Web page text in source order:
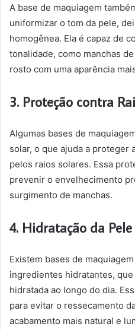
A base de maquiagem
uniformizar o tom da pele,
homogênea. Ela é capaz de
tonalidade, como manchas
rosto com uma aparência
3. Proteção contra
Algumas bases de
solar, o que ajuda a proteger
pelos raios solares. Essa
prevenir o envelhecimento
surgimento de manchas.
4. Hidratação da Pele
Existem bases de
ingredientes hidratantes,
hidratada ao longo do dia.
para evitar o ressecamento
acabamento mais natural e